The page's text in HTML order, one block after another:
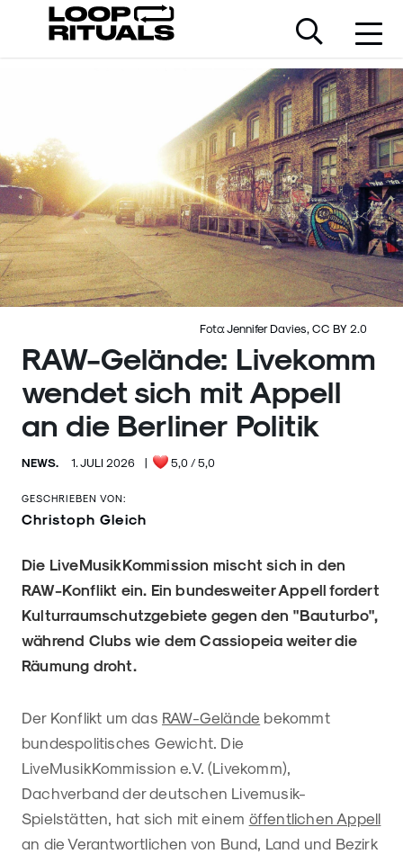
Foto: Jennifer Davies, CC BY 2.0
RAW-Gelände: Livekomm
wendet sich mit Appell
an die Berliner Politik
NEWS. 1. JULI 2026 | 5,0 / 5,0
GESCHRIEBEN VON:
Christoph Gleich
Die LiveMusikKommission mischt sich in den
RAW-Konflikt ein. Ein bundesweiter Appell fordert
Kulturraumschutzgebiete gegen den "Bauturbo",
während Clubs wie dem Cassiopeia weiter die
Räumung droht.
Der Konflikt um das RAW-Gelände bekommt
bundespolitisches Gewicht. Die
LiveMusikKommission e.V. (Livekomm),
Dachverband der deutschen Livemusik-
Spielstätten, hat sich mit einem öffentlichen Appell
an die Verantwortlichen von Bund, Land und Bezirk